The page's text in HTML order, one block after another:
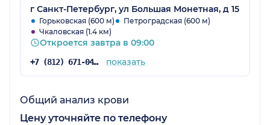
г Санкт-Петербург, ул Большая Монетная, д 15
Горьковская (600 м)
Петроградская (600 м)
Чкаловская (1.4 км)
Откроется завтра в 09:00
+7 (812) 671-04-50 показать
Общий анализ крови
Цену уточняйте по телефону